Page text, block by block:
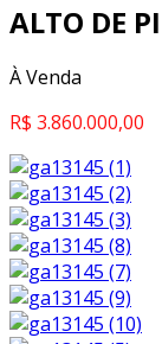
ALTO DE
À Venda
R$ 3.860.000,00